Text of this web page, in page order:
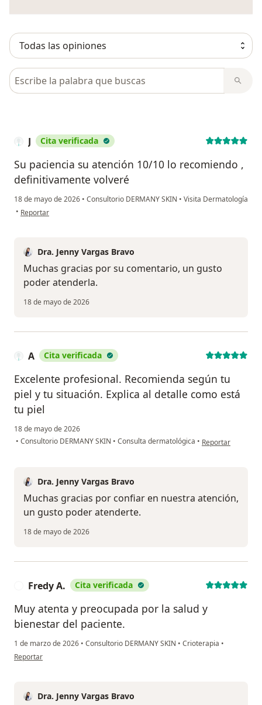
Busca en opiniones
J Cita verificada
Su paciencia su atención 10/10 lo recomiendo ,
definitivamente volveré
18 de mayo de 2026 • Consultorio DERMANY SKIN • Visita Dermatología
• en opinión del usuario J
Reportar
Dra. Jenny Vargas Bravo
Muchas gracias por su comentario, un gusto
poder atenderla.
18 de mayo de 2026
A Cita verificada
Excelente profesional. Recomienda según tu
piel y tu situación. Explica al detalle como está
tu piel
18 de mayo de 2026
• Consultorio DERMANY SKIN • Consulta dermatológica • en opinión del
Reportar
Dra. Jenny Vargas Bravo
Muchas gracias por confiar en nuestra atención,
un gusto poder atenderte.
18 de mayo de 2026
Fredy A. Cita verificada
Muy atenta y preocupada por la salud y
bienestar del paciente.
1 de marzo de 2026 • Consultorio DERMANY SKIN • Crioterapia •
en opinión del usuario Fredy A.
Reportar
Dra. Jenny Vargas Bravo